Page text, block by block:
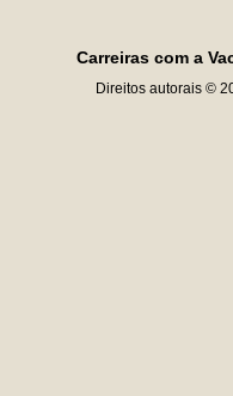
Carreiras com a
Direitos autorais ©